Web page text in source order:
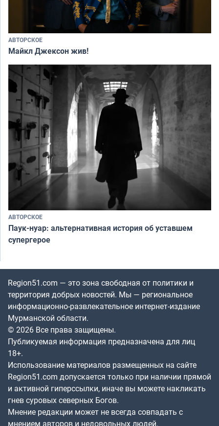
АВТОРСКОЕ
Майкл Джексон жив!
АВТОРСКОЕ
Паук-нуар: альтернативная история об уставшем
супергерое
Region51.com — это зона свободная от политики и
территория добрых новостей. Мы — региональное
информационно-развлекательное интернет-издание
Мурманской области.
© 2026 Все права защищены.
Публикуемая информация предназначена для лиц
18+.
Использование материалов размещенных на сайте
Region51.com допускается только при наличии прямой
и активной гиперссылки, иначе вы можете накликать
гнев суровых северных Богов.
Мнение редакции может не всегда совпадать с
мнением авторов и недовольных людей.